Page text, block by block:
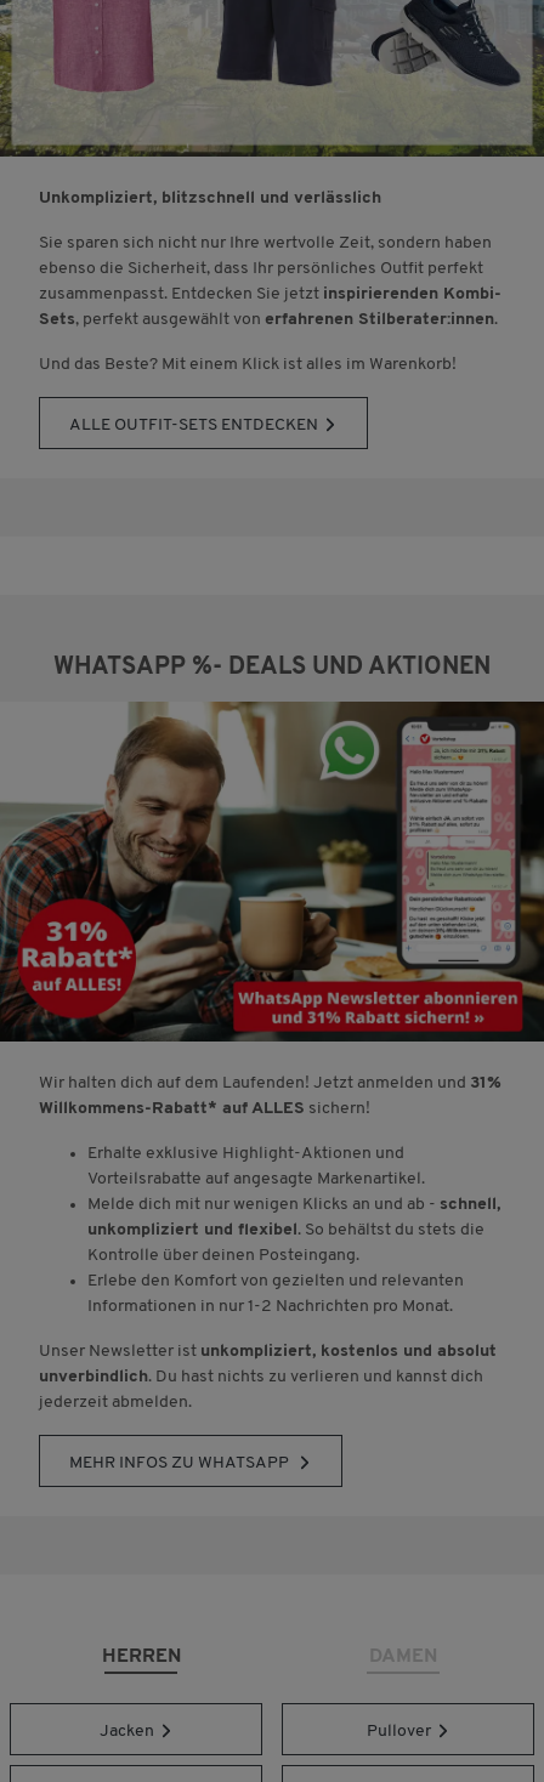
Unkompliziert, blitzschnell und verlässlich
Sie sparen sich nicht nur Ihre wertvolle Zeit, sondern haben
ebenso die Sicherheit, dass Ihr persönliches Outfit perfekt
zusammenpasst. Entdecken Sie jetzt inspirierenden Kombi-
Sets, perfekt ausgewählt von erfahrenen Stilberater:innen.
Und das Beste? Mit einem Klick ist alles im Warenkorb!
ALLE OUTFIT-SETS ENTDECKEN
WHATSAPP %- DEALS UND AKTIONEN
Wir halten dich auf dem Laufenden! Jetzt anmelden und 31%
Willkommens-Rabatt* auf ALLES sichern!
Erhalte exklusive Highlight-Aktionen und
Vorteilsrabatte auf angesagte Markenartikel.
Melde dich mit nur wenigen Klicks an und ab - schnell,
unkompliziert und flexibel. So behältst du stets die
Kontrolle über deinen Posteingang.
Erlebe den Komfort von gezielten und relevanten
Informationen in nur 1-2 Nachrichten pro Monat.
Unser Newsletter ist unkompliziert, kostenlos und absolut
unverbindlich. Du hast nichts zu verlieren und kannst dich
jederzeit abmelden.
MEHR INFOS ZU WHATSAPP
HERREN DAMEN
Jacken Pullover